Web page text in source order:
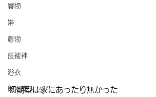
履物
帯
着物
長襦袢
浴衣
魚河岸シャツ
初期型は家にあったり無かった